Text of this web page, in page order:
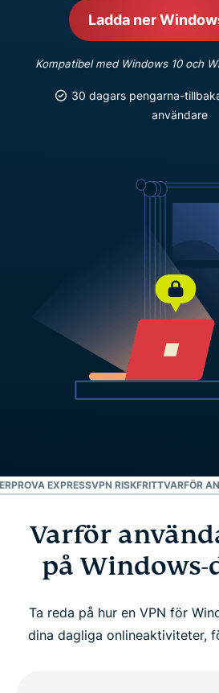
Ladda ner
Kompatibel med Windows 10 och
30 dagars pengarna-
användare
PROVA EXPRESSVPN RISKFRITTVARFÖR
Varför använda en VPN på
Konfigurera ExpressVPN på
Videoguide: Installera
Varför
på Windows-
Ta reda på hur en VPN för
dina dagliga onlineaktiviteter,